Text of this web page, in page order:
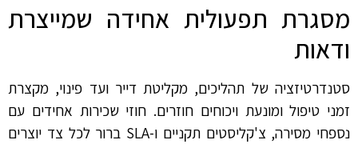
מסגרת תפעולית אחידה שמייצרת
ודאות
סטנדרטיזציה של תהליכים, מקליטת דייר ועד פינוי, מקצרת
זמני טיפול ומונעת ויכוחים חוזרים. חוזי שכירות אחידים עם
נספחי מסירה, צ'קליסטים תקניים ו-SLA ברור לכל צד יוצרים